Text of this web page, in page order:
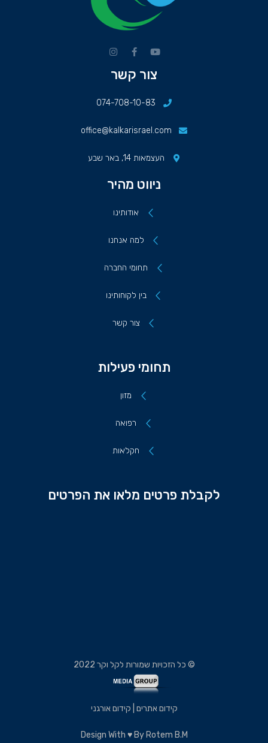
צור קשר
074-708-10-83
office@kalkarisrael.com
העצמאות 14, באר שבע
ניווט מהיר
אודותינו
למה אנחנו
תחומי החברה
בין לקוחותינו
צור קשר
תחומי פעילות
מזון
רפואה
חקלאות
לקבלת פרטים מלאו את הפרטים
© כל הזכויות שמורות לקל וקר 2022
קידום אתרים | קידום אורגני
Design With ♥ By Rotem B.m